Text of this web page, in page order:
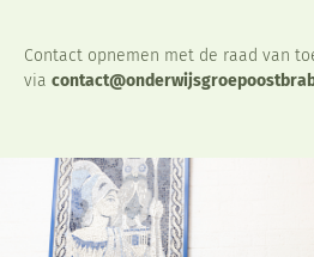
Contact opnemen met de raad van
via